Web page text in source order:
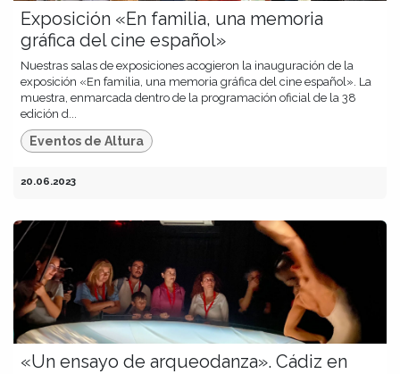
Exposición «En familia, una memoria
gráfica del cine español»
Nuestras salas de exposiciones acogieron la inauguración de la
exposición «En familia, una memoria gráfica del cine español». La
muestra, enmarcada dentro de la programación oficial de la 38
edición d...
Eventos de Altura
20.06.2023
«Un ensayo de arqueodanza». Cádiz en